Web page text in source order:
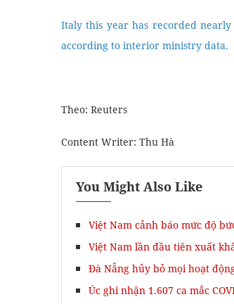
Italy this year has recorded
according to interior ministry data.
Theo: Reuters
Content Writer: Thu Hà
You Might Also Like
Việt Nam cảnh báo mức độ
Việt Nam lần đầu tiên xuất
Đà Nẵng hủy bỏ mọi hoạt
Úc ghi nhận 1.607 ca mắc